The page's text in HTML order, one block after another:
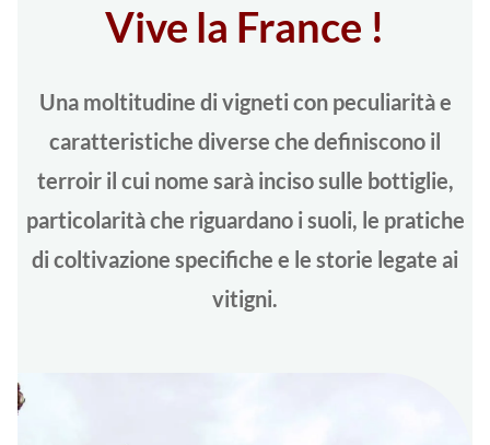
Vive la France !
Una moltitudine di vigneti con peculiarità e
caratteristiche diverse che definiscono il
terroir il cui nome sarà inciso sulle bottiglie,
particolarità che riguardano i suoli, le pratiche
di coltivazione specifiche e le storie legate ai
vitigni.